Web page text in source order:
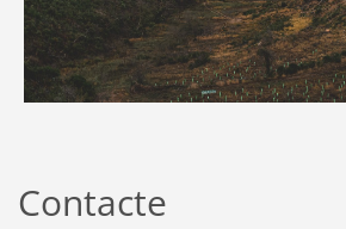
Contacte